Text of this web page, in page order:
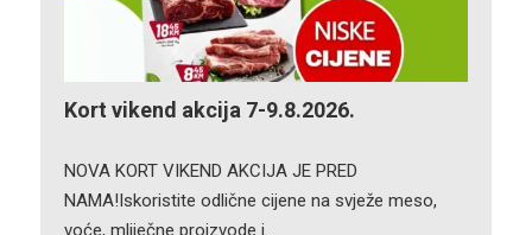
Kort vikend akcija 7-9.8.2026.
NOVA KORT VIKEND AKCIJA JE PRED
NAMA!Iskoristite odlične cijene na svježe meso,
voće, mliječne proizvode i…